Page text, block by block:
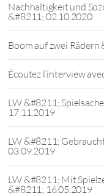
Nachhaltigkeit und
&#8211; 02.10.2020
Boom auf zwei
Écoutez l’interview
LW &#8211;
17.11.2019
LW &#8211;
03.09.2019
LW &#8211; Mit
&#8211; 16.05.2019